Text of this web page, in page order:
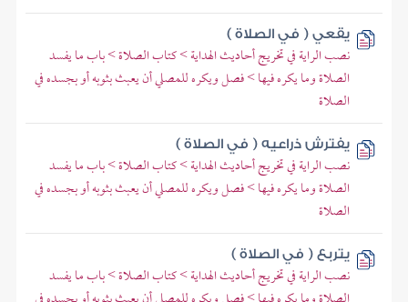
يقعي ( في الصلاة )
نصب الراية في تخريج أحاديث الهداية > كتاب الصلاة > باب ما يفسد
الصلاة وما يكره فيها > فصل ويكره للمصلي أن يعبث بثوبه أو بجسده في
الصلاة
يفترش ذراعيه ( في الصلاة )
نصب الراية في تخريج أحاديث الهداية > كتاب الصلاة > باب ما يفسد
الصلاة وما يكره فيها > فصل ويكره للمصلي أن يعبث بثوبه أو بجسده في
الصلاة
يتربع ( في الصلاة )
نصب الراية في تخريج أحاديث الهداية > كتاب الصلاة > باب ما يفسد